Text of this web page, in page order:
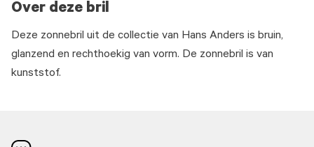
Over deze bril
Deze zonnebril uit de collectie van Hans Anders is bruin,
glanzend en rechthoekig van vorm. De zonnebril is van
kunststof.